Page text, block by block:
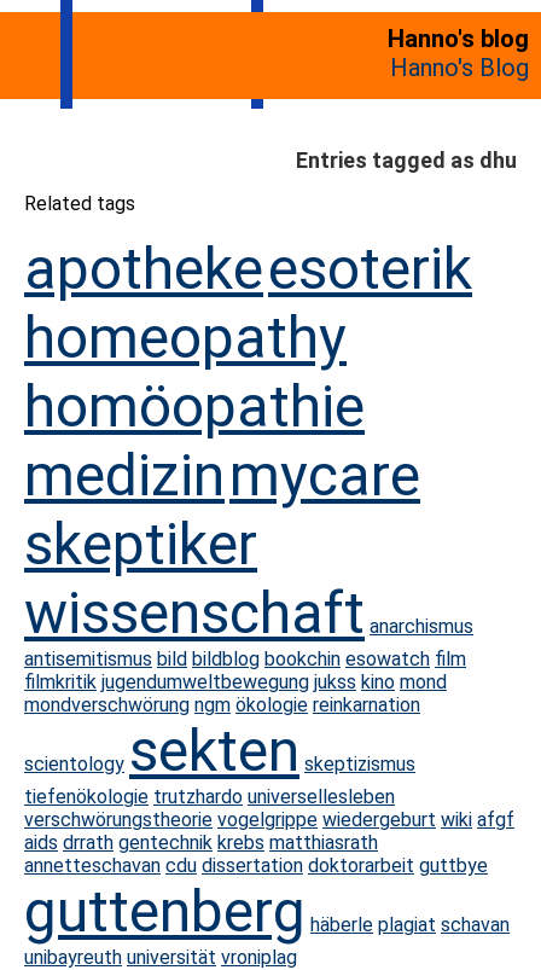
Hanno's blog
Hanno's Blog
Entries tagged as dhu
Related tags
apothekeesoterik
homeopathy
homöopathie
medizinmycare
skeptiker
wissenschaft anarchismus
antisemitismus bild bildblog bookchin esowatch film
filmkritik jugendumweltbewegung jukss kino mond
mondverschwörung ngm ökologie reinkarnation
scientology sekten skeptizismus
tiefenökologie trutzhardo universellesleben
verschwörungstheorie vogelgrippe wiedergeburt wiki afgf
aids drrath gentechnik krebs matthiasrath
annetteschavan cdu dissertation doktorarbeit guttbye
guttenberg häberle plagiat schavan
unibayreuth universität vroniplag